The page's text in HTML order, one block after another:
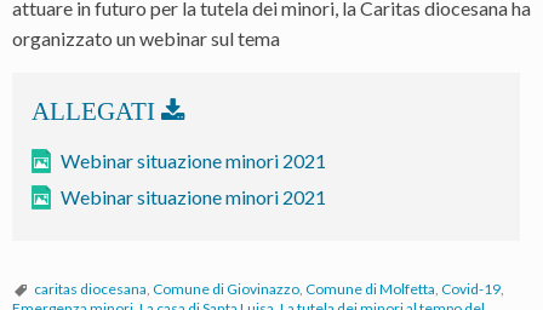
attuare in futuro per la tutela dei minori, la Caritas diocesana ha
organizzato un webinar sul tema
Webinar situazione minori 2021
Webinar situazione minori 2021
caritas diocesana, Comune di Giovinazzo, Comune di Molfetta, Covid-19,